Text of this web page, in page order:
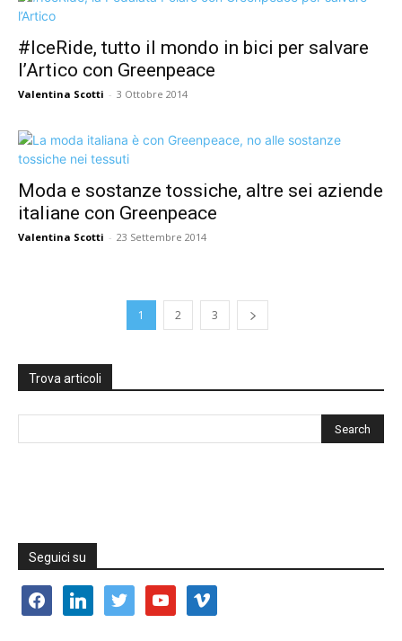
#IceRide, tutto il mondo in bici per salvare
l’Artico con Greenpeace
Valentina Scotti - 3 Ottobre 2014
Moda e sostanze tossiche, altre sei aziende
italiane con Greenpeace
Valentina Scotti - 23 Settembre 2014
1 2 3
Trova articoli
Seguici su
facebooklinkedin twitter youtube vimeo